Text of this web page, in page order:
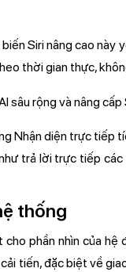
Siri nâng cao này
thời gian thực,
Nhận diện trực tiếp
trả lời trực tiếp
thống
phần nhìn của hệ
tiến, đặc biệt về